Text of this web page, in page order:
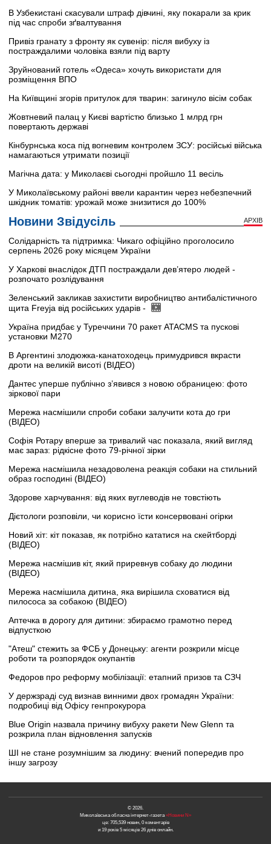
В Узбекистані скасували штраф дівчині, яку покарали за крик
під час спроби зґвалтування
Привіз гранату з фронту як сувенір: після вибуху із
постраждалими чоловіка взяли під варту
Зруйнований готель «Одеса» хочуть використати для
розміщення ВПО
На Київщині згорів притулок для тварин: загинуло вісім собак
Жовтневий палац у Києві вартістю близько 1 млрд грн
повертають державі
Кінбурнська коса під вогневим контролем ЗСУ: російські війська
намагаються утримати позиції
Магічна дата: у Миколаєві сьогодні пройшло 11 весіль
У Миколаївському районі ввели карантин через небезпечний
шкідник томатів: урожай може знизитися до 100%
Новини Звідусіль АРХІВ
Солідарність та підтримка: Чикаго офіційно проголосило
серпень 2026 року місяцем України
У Харкові внаслідок ДТП постраждали дев’ятеро людей -
розпочато розлідування
Зеленський закликав захистити виробництво антибалістичного
щита Freyja від російських ударів -
Україна придбає у Туреччини 70 ракет ATACMS та пускові
установки M270
В Аргентині злодюжка-канатоходець примудрився вкрасти
дроти на великій висоті (ВІДЕО)
Дантес уперше публічно з’явився з новою обраницею: фото
зіркової пари
Мережа насмішили спроби собаки залучити кота до гри
(ВІДЕО)
Софія Ротару вперше за тривалий час показала, який вигляд
має зараз: рідкісне фото 79-річної зірки
Мережа насмішила незадоволена реакція собаки на стильний
образ господині (ВІДЕО)
Здорове харчування: від яких вуглеводів не товстіють
Дієтологи розповіли, чи корисно їсти консервовані огірки
Новий хіт: кіт показав, як потрібно кататися на скейтборді
(ВІДЕО)
Мережа насмішив кіт, який приревнув собаку до людини
(ВІДЕО)
Мережа насмішила дитина, яка вирішила сховатися від
пилососа за собакою (ВІДЕО)
Аптечка в дорогу для дитини: збираємо грамотно перед
відпусткою
"Атеш" стежить за ФСБ у Донецьку: агенти розкрили місце
роботи та розпорядок окупантів
Федоров про реформу мобілізації: етапний призов та СЗЧ
У держзраді суд визнав винними двох громадян України:
подробиці від Офісу генпрокурора
Blue Origin назвала причину вибуху ракети New Glenn та
розкрила план відновлення запусків
ШІ не стане розумнішим за людину: вчений попередив про
іншу загрозу
© 2026.
Миколаївська обласна інтернет-газета«Новини N»
це: 705,539 новин, 0 коментарів
и 19 років 5 місяців 26 днів онлайн.